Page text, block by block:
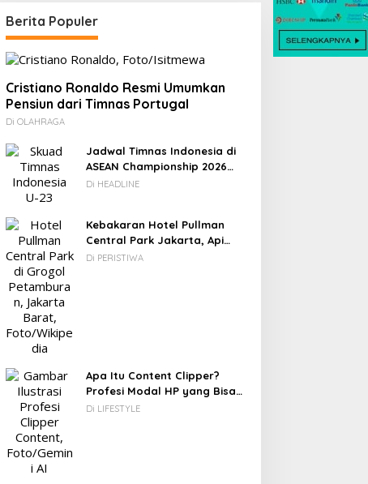
Bakal Beralih ke Edge
Computing demi GenAI
pada 2027
Novel Fiksi Remaja, Senja,
Hujan & Kata yang
Berita Populer
Cristiano Ronaldo Resmi Umumkan
Pensiun dari Timnas Portugal
Di OLAHRAGA
Jadwal Timnas Indonesia di
ASEAN Championship 2026
Lengkap, Lawan Kamboja
Di HEADLINE
Kebakaran Hotel Pullman
Central Park Jakarta, Api
Berawal dari Gedung Parkir
Di PERISTIWA
Apa Itu Content Clipper?
Profesi Modal HP yang Bisa
Menghasilkan Puluhan Juta
Di LIFESTYLE